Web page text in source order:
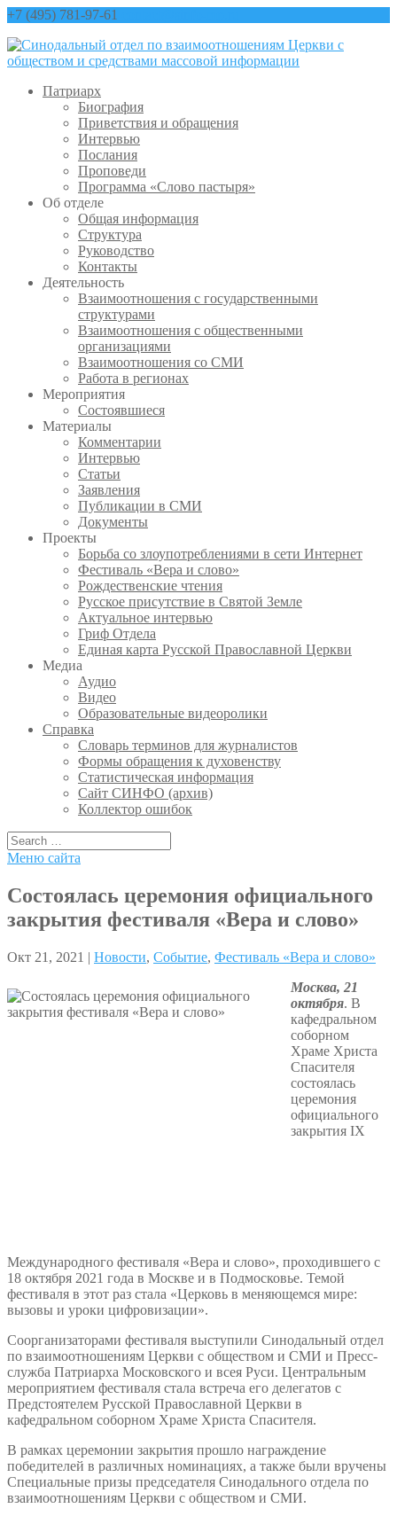
+7 (495) 781-97-61
Патриарх
Биография
Приветствия и обращения
Интервью
Послания
Проповеди
Программа «Слово пастыря»
Об отделе
Общая информация
Структура
Руководство
Контакты
Деятельность
Взаимоотношения с государственными
структурами
Взаимоотношения с общественными
организациями
Взаимоотношения со СМИ
Работа в регионах
Мероприятия
Состоявшиеся
Материалы
Комментарии
Интервью
Статьи
Заявления
Публикации в СМИ
Документы
Проекты
Борьба со злоупотреблениями в сети Интернет
Фестиваль «Вера и слово»
Рождественские чтения
Русское присутствие в Святой Земле
Актуальное интервью
Гриф Отдела
Единая карта Русской Православной Церкви
Медиа
Аудио
Видео
Образовательные видеоролики
Справка
Словарь терминов для журналистов
Формы обращения к духовенству
Статистическая информация
Сайт СИНФО (архив)
Коллектор ошибок
Меню сайта
Состоялась церемония официального
закрытия фестиваля «Вера и слово»
Окт 21, 2021 | Новости, Событие, Фестиваль «Вера и слово»
Москва, 21
октября. В
кафедральном
соборном
Храме Христа
Спасителя
состоялась
церемония
официального
закрытия IX
Международного фестиваля «Вера и слово», проходившего с
18 октября 2021 года в Москве и в Подмосковье. Темой
фестиваля в этот раз стала «Церковь в меняющемся мире:
вызовы и уроки цифровизации».
Соорганизаторами фестиваля выступили Синодальный отдел
по взаимоотношениям Церкви с обществом и СМИ и Пресс-
служба Патриарха Московского и всея Руси. Центральным
мероприятием фестиваля стала встреча его делегатов с
Предстоятелем Русской Православной Церкви в
кафедральном соборном Храме Христа Спасителя.
В рамках церемонии закрытия прошло награждение
победителей в различных номинациях, а также были вручены
Специальные призы председателя Синодального отдела по
взаимоотношениям Церкви с обществом и СМИ.